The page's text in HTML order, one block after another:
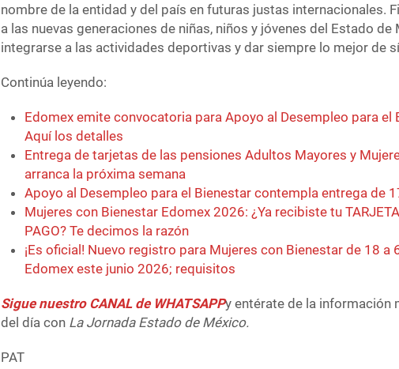
nombre de la entidad y del país en futuras justas internacionales.
a las nuevas generaciones de niñas, niños y jóvenes del Estado de
integrarse a las actividades deportivas y dar siempre lo mejor de
Continúa leyendo:
Edomex emite convocatoria para Apoyo al Desempleo para el
Aquí los detalles
Entrega de tarjetas de las pensiones Adultos Mayores y
arranca la próxima semana
Apoyo al Desempleo para el Bienestar contempla entrega de
Mujeres con Bienestar Edomex 2026: ¿Ya recibiste tu
PAGO? Te decimos la razón
¡Es oficial! Nuevo registro para Mujeres con Bienestar de 18 a
Edomex este junio 2026; requisitos
Sigue nuestro CANAL de WHATSAPPy entérate de la información
del día con La Jornada Estado de México.
PAT